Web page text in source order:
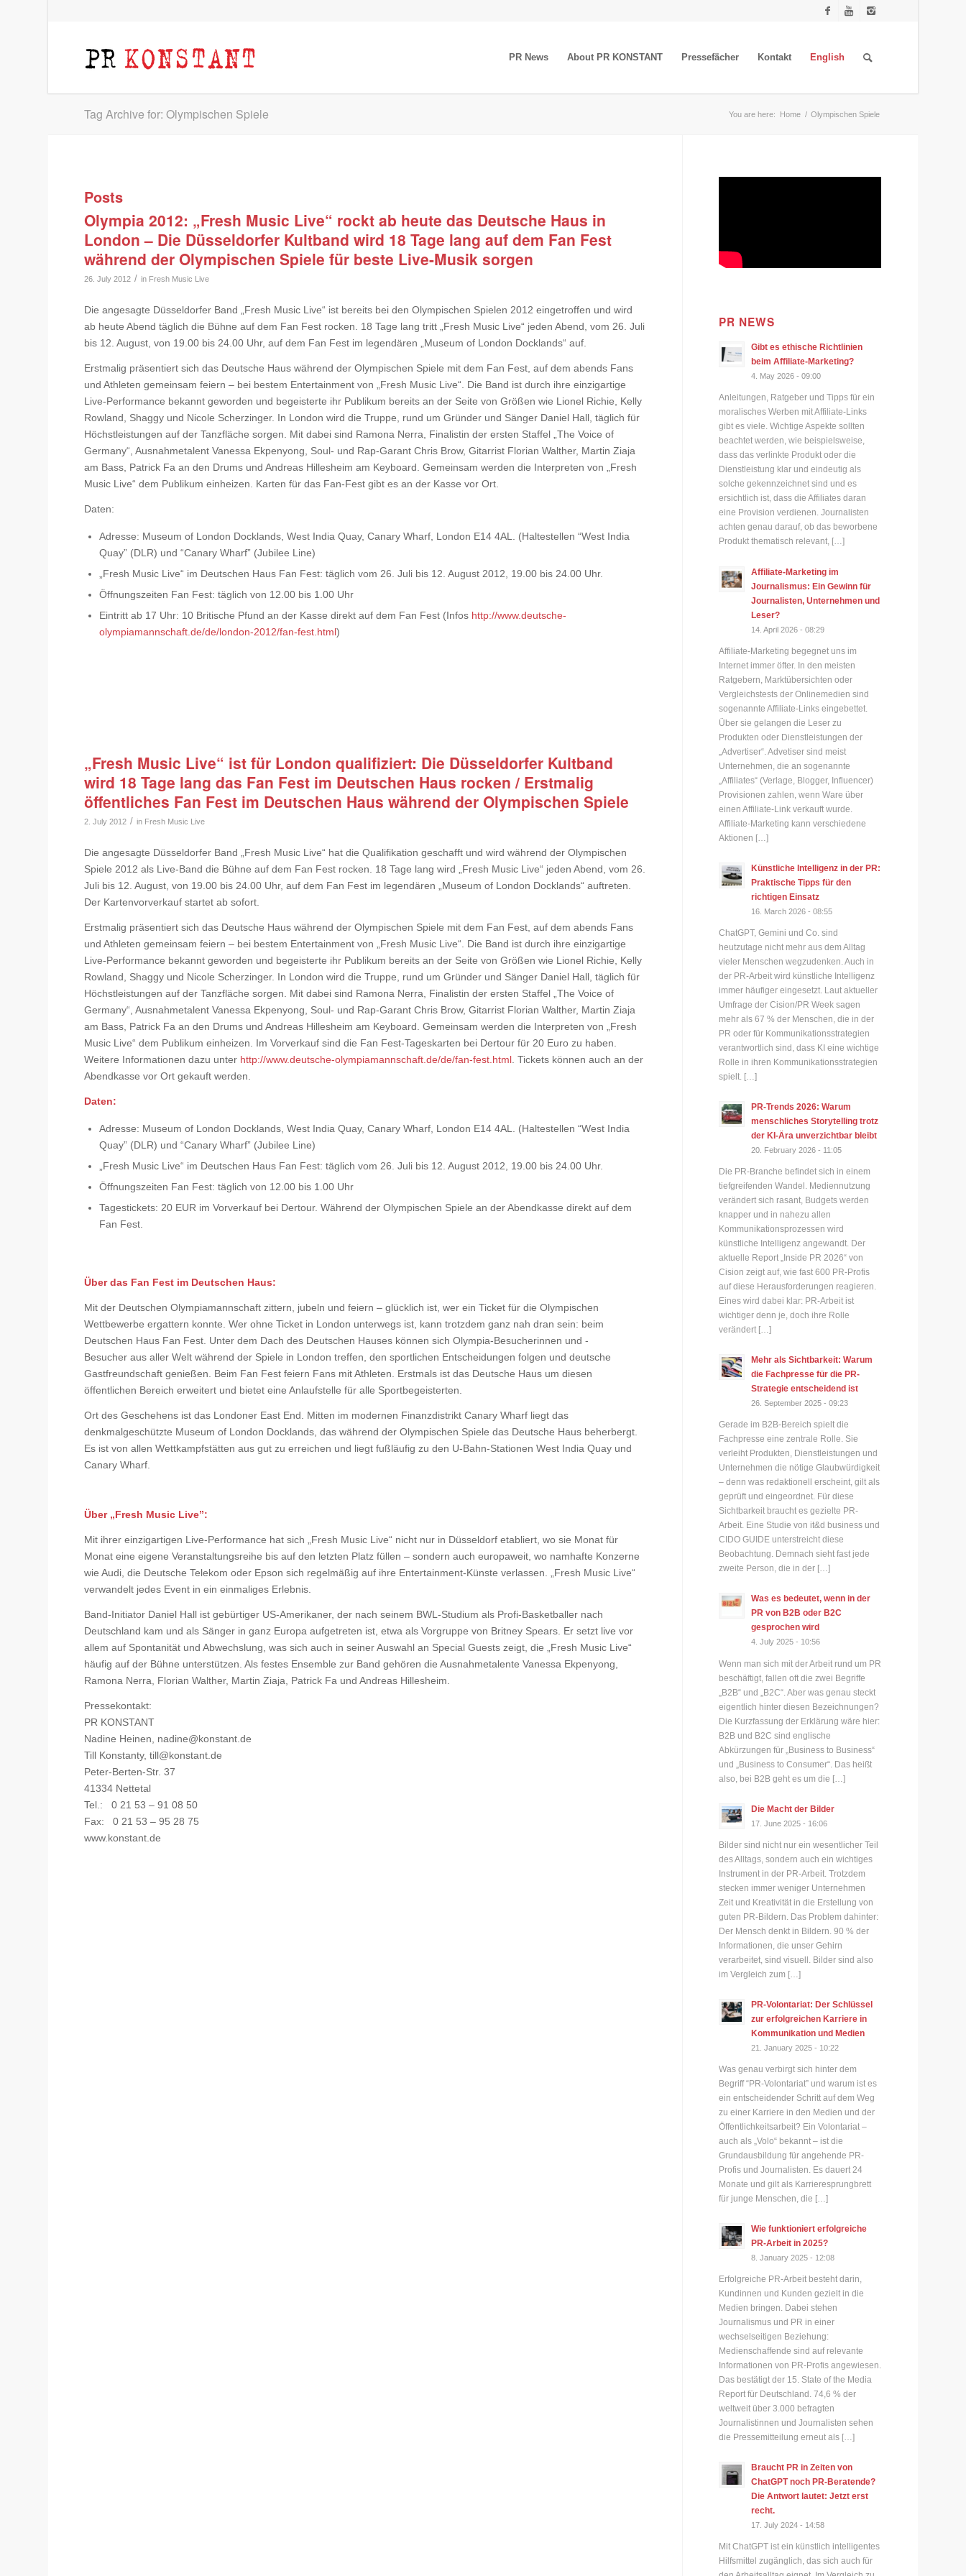
PR News About PR KONSTANT Pressefächer Kontakt English
Tag Archive for: Olympischen Spiele You are here: Home / Olympischen Spiele
Posts
Olympia 2012: „Fresh Music Live“ rockt ab heute das Deutsche Haus in
London – Die Düsseldorfer Kultband wird 18 Tage lang auf dem Fan Fest
während der Olympischen Spiele für beste Live-Musik sorgen
26. July 2012 / in Fresh Music Live
Die angesagte Düsseldorfer Band „Fresh Music Live“ ist bereits bei den Olympischen Spielen 2012 eingetroffen und wird
ab heute Abend täglich die Bühne auf dem Fan Fest rocken. 18 Tage lang tritt „Fresh Music Live“ jeden Abend, vom 26. Juli
bis 12. August, von 19.00 bis 24.00 Uhr, auf dem Fan Fest im legendären „Museum of London Docklands“ auf.
Erstmalig präsentiert sich das Deutsche Haus während der Olympischen Spiele mit dem Fan Fest, auf dem abends Fans
und Athleten gemeinsam feiern – bei bestem Entertainment von „Fresh Music Live“. Die Band ist durch ihre einzigartige
Live-Performance bekannt geworden und begeisterte ihr Publikum bereits an der Seite von Größen wie Lionel Richie, Kelly
Rowland, Shaggy und Nicole Scherzinger. In London wird die Truppe, rund um Gründer und Sänger Daniel Hall, täglich für
Höchstleistungen auf der Tanzfläche sorgen. Mit dabei sind Ramona Nerra, Finalistin der ersten Staffel „The Voice of
Germany“, Ausnahmetalent Vanessa Ekpenyong, Soul- und Rap-Garant Chris Brow, Gitarrist Florian Walther, Martin Ziaja
am Bass, Patrick Fa an den Drums und Andreas Hillesheim am Keyboard. Gemeinsam werden die Interpreten von „Fresh
Music Live“ dem Publikum einheizen. Karten für das Fan-Fest gibt es an der Kasse vor Ort.
Daten:
Adresse: Museum of London Docklands, West India Quay, Canary Wharf, London E14 4AL. (Haltestellen “West India
Quay” (DLR) und “Canary Wharf” (Jubilee Line)
„Fresh Music Live“ im Deutschen Haus Fan Fest: täglich vom 26. Juli bis 12. August 2012, 19.00 bis 24.00 Uhr.
Öffnungszeiten Fan Fest: täglich von 12.00 bis 1.00 Uhr
Eintritt ab 17 Uhr: 10 Britische Pfund an der Kasse direkt auf dem Fan Fest (Infos http://www.deutsche-
olympiamannschaft.de/de/london-2012/fan-fest.html)
„Fresh Music Live“ ist für London qualifiziert: Die Düsseldorfer Kultband
wird 18 Tage lang das Fan Fest im Deutschen Haus rocken / Erstmalig
öffentliches Fan Fest im Deutschen Haus während der Olympischen Spiele
2. July 2012 / in Fresh Music Live
Die angesagte Düsseldorfer Band „Fresh Music Live“ hat die Qualifikation geschafft und wird während der Olympischen
Spiele 2012 als Live-Band die Bühne auf dem Fan Fest rocken. 18 Tage lang wird „Fresh Music Live“ jeden Abend, vom 26.
Juli bis 12. August, von 19.00 bis 24.00 Uhr, auf dem Fan Fest im legendären „Museum of London Docklands“ auftreten.
Der Kartenvorverkauf startet ab sofort.
Erstmalig präsentiert sich das Deutsche Haus während der Olympischen Spiele mit dem Fan Fest, auf dem abends Fans
und Athleten gemeinsam feiern – bei bestem Entertainment von „Fresh Music Live“. Die Band ist durch ihre einzigartige
Live-Performance bekannt geworden und begeisterte ihr Publikum bereits an der Seite von Größen wie Lionel Richie, Kelly
Rowland, Shaggy und Nicole Scherzinger. In London wird die Truppe, rund um Gründer und Sänger Daniel Hall, täglich für
Höchstleistungen auf der Tanzfläche sorgen. Mit dabei sind Ramona Nerra, Finalistin der ersten Staffel „The Voice of
Germany“, Ausnahmetalent Vanessa Ekpenyong, Soul- und Rap-Garant Chris Brow, Gitarrist Florian Walther, Martin Ziaja
am Bass, Patrick Fa an den Drums und Andreas Hillesheim am Keyboard. Gemeinsam werden die Interpreten von „Fresh
Music Live“ dem Publikum einheizen. Im Vorverkauf sind die Fan Fest-Tageskarten bei Dertour für 20 Euro zu haben.
Weitere Informationen dazu unter http://www.deutsche-olympiamannschaft.de/de/fan-fest.html. Tickets können auch an der
Abendkasse vor Ort gekauft werden.
Daten:
Adresse: Museum of London Docklands, West India Quay, Canary Wharf, London E14 4AL. (Haltestellen “West India
Quay” (DLR) und “Canary Wharf” (Jubilee Line)
„Fresh Music Live“ im Deutschen Haus Fan Fest: täglich vom 26. Juli bis 12. August 2012, 19.00 bis 24.00 Uhr.
Öffnungszeiten Fan Fest: täglich von 12.00 bis 1.00 Uhr
Tagestickets: 20 EUR im Vorverkauf bei Dertour. Während der Olympischen Spiele an der Abendkasse direkt auf dem
Fan Fest.
Über das Fan Fest im Deutschen Haus:
Mit der Deutschen Olympiamannschaft zittern, jubeln und feiern – glücklich ist, wer ein Ticket für die Olympischen
Wettbewerbe ergattern konnte. Wer ohne Ticket in London unterwegs ist, kann trotzdem ganz nah dran sein: beim
Deutschen Haus Fan Fest. Unter dem Dach des Deutschen Hauses können sich Olympia-Besucherinnen und -
Besucher aus aller Welt während der Spiele in London treffen, den sportlichen Entscheidungen folgen und deutsche
Gastfreundschaft genießen. Beim Fan Fest feiern Fans mit Athleten. Erstmals ist das Deutsche Haus um diesen
öffentlichen Bereich erweitert und bietet eine Anlaufstelle für alle Sportbegeisterten.
Ort des Geschehens ist das Londoner East End. Mitten im modernen Finanzdistrikt Canary Wharf liegt das
denkmalgeschützte Museum of London Docklands, das während der Olympischen Spiele das Deutsche Haus beherbergt.
Es ist von allen Wettkampfstätten aus gut zu erreichen und liegt fußläufig zu den U-Bahn-Stationen West India Quay und
Canary Wharf.
Über „Fresh Music Live”:
Mit ihrer einzigartigen Live-Performance hat sich „Fresh Music Live“ nicht nur in Düsseldorf etabliert, wo sie Monat für
Monat eine eigene Veranstaltungsreihe bis auf den letzten Platz füllen – sondern auch europaweit, wo namhafte Konzerne
wie Audi, die Deutsche Telekom oder Epson sich regelmäßig auf ihre Entertainment-Künste verlassen. „Fresh Music Live“
verwandelt jedes Event in ein einmaliges Erlebnis.
Band-Initiator Daniel Hall ist gebürtiger US-Amerikaner, der nach seinem BWL-Studium als Profi-Basketballer nach
Deutschland kam und als Sänger in ganz Europa aufgetreten ist, etwa als Vorgruppe von Britney Spears. Er setzt live vor
allem auf Spontanität und Abwechslung, was sich auch in seiner Auswahl an Special Guests zeigt, die „Fresh Music Live“
häufig auf der Bühne unterstützen. Als festes Ensemble zur Band gehören die Ausnahmetalente Vanessa Ekpenyong,
Ramona Nerra, Florian Walther, Martin Ziaja, Patrick Fa und Andreas Hillesheim.
Pressekontakt:
PR KONSTANT
Nadine Heinen, nadine@konstant.de
Till Konstanty, till@konstant.de
Peter-Berten-Str. 37
41334 Nettetal
Tel.: 0 21 53 – 91 08 50
Fax: 0 21 53 – 95 28 75
www.konstant.de
PR NEWS
Gibt es ethische Richtlinien
beim Affiliate-Marketing?
4. May 2026 - 09:00
Anleitungen, Ratgeber und Tipps für ein
moralisches Werben mit Affiliate-Links
gibt es viele. Wichtige Aspekte sollten
beachtet werden, wie beispielsweise,
dass das verlinkte Produkt oder die
Dienstleistung klar und eindeutig als
solche gekennzeichnet sind und es
ersichtlich ist, dass die Affiliates daran
eine Provision verdienen. Journalisten
achten genau darauf, ob das beworbene
Produkt thematisch relevant, […]
Affiliate-Marketing im
Journalismus: Ein Gewinn für
Journalisten, Unternehmen und
Leser?
14. April 2026 - 08:29
Affiliate-Marketing begegnet uns im
Internet immer öfter. In den meisten
Ratgebern, Marktübersichten oder
Vergleichstests der Onlinemedien sind
sogenannte Affiliate-Links eingebettet.
Über sie gelangen die Leser zu
Produkten oder Dienstleistungen der
„Advertiser“. Advetiser sind meist
Unternehmen, die an sogenannte
„Affiliates“ (Verlage, Blogger, Influencer)
Provisionen zahlen, wenn Ware über
einen Affiliate-Link verkauft wurde.
Affiliate-Marketing kann verschiedene
Aktionen […]
Künstliche Intelligenz in der PR:
Praktische Tipps für den
richtigen Einsatz
16. March 2026 - 08:55
ChatGPT, Gemini und Co. sind
heutzutage nicht mehr aus dem Alltag
vieler Menschen wegzudenken. Auch in
der PR-Arbeit wird künstliche Intelligenz
immer häufiger eingesetzt. Laut aktueller
Umfrage der Cision/PR Week sagen
mehr als 67 % der Menschen, die in der
PR oder für Kommunikationsstrategien
verantwortlich sind, dass KI eine wichtige
Rolle in ihren Kommunikationsstrategien
spielt. […]
PR-Trends 2026: Warum
menschliches Storytelling trotz
der KI-Ära unverzichtbar bleibt
20. February 2026 - 11:05
Die PR-Branche befindet sich in einem
tiefgreifenden Wandel. Mediennutzung
verändert sich rasant, Budgets werden
knapper und in nahezu allen
Kommunikationsprozessen wird
künstliche Intelligenz angewandt. Der
aktuelle Report „Inside PR 2026“ von
Cision zeigt auf, wie fast 600 PR-Profis
auf diese Herausforderungen reagieren.
Eines wird dabei klar: PR-Arbeit ist
wichtiger denn je, doch ihre Rolle
verändert […]
Mehr als Sichtbarkeit: Warum
die Fachpresse für die PR-
Strategie entscheidend ist
26. September 2025 - 09:23
Gerade im B2B-Bereich spielt die
Fachpresse eine zentrale Rolle. Sie
verleiht Produkten, Dienstleistungen und
Unternehmen die nötige Glaubwürdigkeit
– denn was redaktionell erscheint, gilt als
geprüft und eingeordnet. Für diese
Sichtbarkeit braucht es gezielte PR-
Arbeit. Eine Studie von it&d business und
CIDO GUIDE unterstreicht diese
Beobachtung. Demnach sieht fast jede
zweite Person, die in der […]
Was es bedeutet, wenn in der
PR von B2B oder B2C
gesprochen wird
4. July 2025 - 10:56
Wenn man sich mit der Arbeit rund um PR
beschäftigt, fallen oft die zwei Begriffe
„B2B“ und „B2C“. Aber was genau steckt
eigentlich hinter diesen Bezeichnungen?
Die Kurzfassung der Erklärung wäre hier:
B2B und B2C sind englische
Abkürzungen für „Business to Business“
und „Business to Consumer“. Das heißt
also, bei B2B geht es um die […]
Die Macht der Bilder
17. June 2025 - 16:06
Bilder sind nicht nur ein wesentlicher Teil
des Alltags, sondern auch ein wichtiges
Instrument in der PR-Arbeit. Trotzdem
stecken immer weniger Unternehmen
Zeit und Kreativität in die Erstellung von
guten PR-Bildern. Das Problem dahinter:
Der Mensch denkt in Bildern. 90 % der
Informationen, die unser Gehirn
verarbeitet, sind visuell. Bilder sind also
im Vergleich zum […]
PR-Volontariat: Der Schlüssel
zur erfolgreichen Karriere in
Kommunikation und Medien
21. January 2025 - 10:22
Was genau verbirgt sich hinter dem
Begriff “PR-Volontariat” und warum ist es
ein entscheidender Schritt auf dem Weg
zu einer Karriere in den Medien und der
Öffentlichkeitsarbeit? Ein Volontariat –
auch als „Volo“ bekannt – ist die
Grundausbildung für angehende PR-
Profis und Journalisten. Es dauert 24
Monate und gilt als Karrieresprungbrett
für junge Menschen, die […]
Wie funktioniert erfolgreiche
PR-Arbeit in 2025?
8. January 2025 - 12:08
Erfolgreiche PR-Arbeit besteht darin,
Kundinnen und Kunden gezielt in die
Medien bringen. Dabei stehen
Journalismus und PR in einer
wechselseitigen Beziehung:
Medienschaffende sind auf relevante
Informationen von PR-Profis angewiesen.
Das bestätigt der 15. State of the Media
Report für Deutschland. 74,6 % der
weltweit über 3.000 befragten
Journalistinnen und Journalisten sehen
die Pressemitteilung erneut als […]
Braucht PR in Zeiten von
ChatGPT noch PR-Beratende?
Die Antwort lautet: Jetzt erst
recht.
17. July 2024 - 14:58
Mit ChatGPT ist ein künstlich intelligentes
Hilfsmittel zugänglich, das sich auch für